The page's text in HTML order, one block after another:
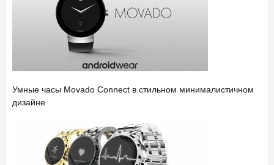
Умные часы Movado Connect в стильном минималистичном
дизайне